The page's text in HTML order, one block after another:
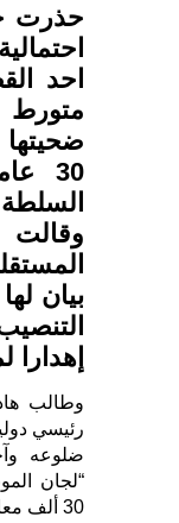
حذرت
احد
30
السلطة
بيان
إهدارا
وطالب
رئيسي
ضلوعه
“لجان
30 ألف معارض إيراني عام 1988.